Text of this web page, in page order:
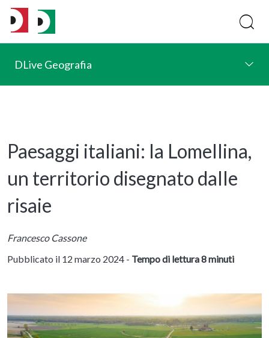
DLive Geografia
Paesaggi italiani: la Lomellina,
un territorio disegnato dalle
risaie
Francesco Cassone
Pubblicato il 12 marzo 2024 - Tempo di lettura 8 minuti